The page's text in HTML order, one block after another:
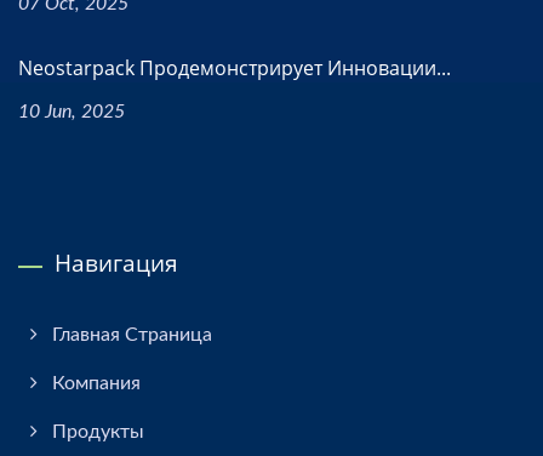
Neostarpack Продемонстрирует Инновации...
10 Jun, 2025
Навигация
Главная Страница
Компания
Продукты